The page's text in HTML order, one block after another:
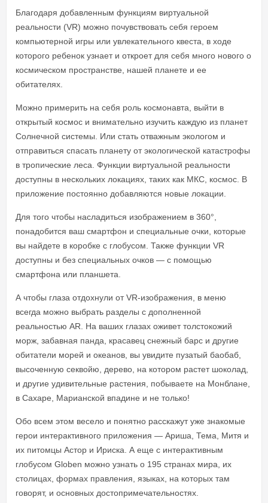
Благодаря добавленным функциям виртуальной
реальности (VR) можно почувствовать себя героем
компьютерной игры или увлекательного квеста, в ходе
которого ребенок узнает и откроет для себя много нового о
космическом пространстве, нашей планете и ее
обитателях.
Можно примерить на себя роль космонавта, выйти в
открытый космос и внимательно изучить каждую из планет
Солнечной системы. Или стать отважным экологом и
отправиться спасать планету от экологической катастрофы
в тропические леса. Функции виртуальной реальности
доступны в нескольких локациях, таких как МКС, космос. В
приложение постоянно добавляются новые локации.
Для того чтобы насладиться изображением в 360°,
понадобится ваш смартфон и специальные очки, которые
вы найдете в коробке с глобусом. Также функции VR
доступны и без специальных очков — с помощью
смартфона или планшета.
А чтобы глаза отдохнули от VR-изображения, в меню
всегда можно выбрать разделы с дополненной
реальностью AR. На ваших глазах оживет толстокожий
морж, забавная панда, красавец снежный барс и другие
обитатели морей и океанов, вы увидите пузатый баобаб,
высоченную секвойю, дерево, на котором растет шоколад,
и другие удивительные растения, побываете на Монблане,
в Сахаре, Марианской впадине и не только!
Обо всем этом весело и понятно расскажут уже знакомые
герои интерактивного приложения — Ариша, Тема, Митя и
их питомцы Астор и Ириска. А еще с интерактивным
глобусом Globen можно узнать о 195 странах мира, их
столицах, формах правления, языках, на которых там
говорят, и основных достопримечательностях.